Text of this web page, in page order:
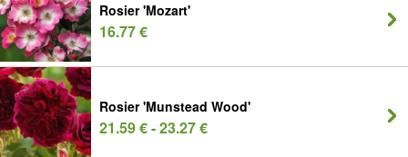
Rosier 'Mozart'
16.77 €
Rosier 'Munstead Wood'
21.59 € - 23.27 €